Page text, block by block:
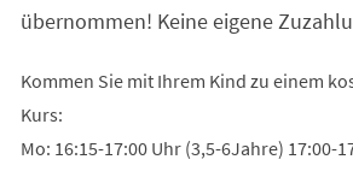
übernommen! Keine eigene
Kommen Sie mit Ihrem Kind zu einem
Kurs:
Mo: 16:15-17:00 Uhr (3,5-6Jahre) 17:00-